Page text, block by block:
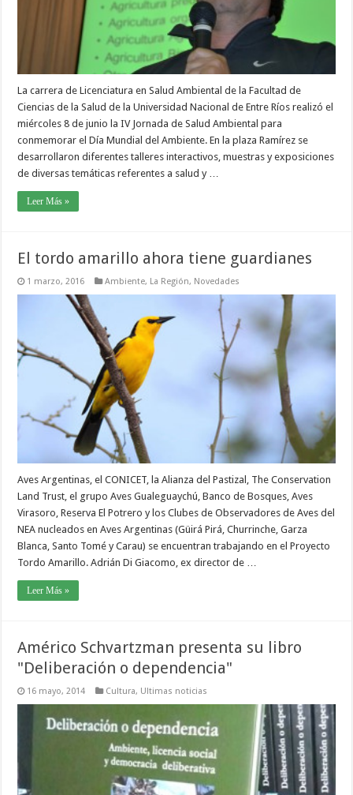
La carrera de Licenciatura en Salud Ambiental de la Facultad de
Ciencias de la Salud de la Universidad Nacional de Entre Ríos realizó el
miércoles 8 de junio la IV Jornada de Salud Ambiental para
conmemorar el Día Mundial del Ambiente. En la plaza Ramírez se
desarrollaron diferentes talleres interactivos, muestras y exposiciones
de diversas temáticas referentes a salud y …
Leer Más »
El tordo amarillo ahora tiene guardianes
1 marzo, 2016 Ambiente, La Región, Novedades
Aves Argentinas, el CONICET, la Alianza del Pastizal, The Conservation
Land Trust, el grupo Aves Gualeguaychú, Banco de Bosques, Aves
Virasoro, Reserva El Potrero y los Clubes de Observadores de Aves del
NEA nucleados en Aves Argentinas (Güirá Pirá, Churrinche, Garza
Blanca, Santo Tomé y Carau) se encuentran trabajando en el Proyecto
Tordo Amarillo. Adrián Di Giacomo, ex director de …
Leer Más »
Américo Schvartzman presenta su libro
"Deliberación o dependencia"
16 mayo, 2014 Cultura, Ultimas noticias